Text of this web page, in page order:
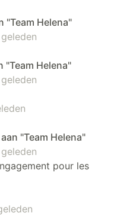
"Team Helena"
"Team Helena"
"Team Helena"
pour les